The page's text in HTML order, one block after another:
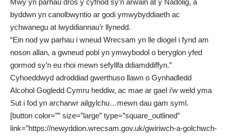
Mwy yn parhau dros y cyfnod sy’n arwain at y Nadolig, a
byddwn yn canolbwyntio ar godi ymwybyddiaeth ac
ychwanegu at lwyddiannau’r llynedd.
“Ein nod yw parhau i wneud Wrecsam yn lle diogel i fynd am
noson allan, a gwneud pobl yn ymwybodol o beryglon yfed
gormod sy’n eu rhoi mewn sefyllfa ddiamddiffyn.”
Cyhoeddwyd adroddiad gwerthuso llawn o Gynhadledd
Alcohol Gogledd Cymru heddiw, ac mae ar gael i’w weld yma
Sut i fod yn archarwr ailgylchu…mewn dau gam syml.
[button color=”” size=”large” type=”square_outlined”
link=”https://newyddion.wrecsam.gov.uk/gwiriwch-a-golchwch-